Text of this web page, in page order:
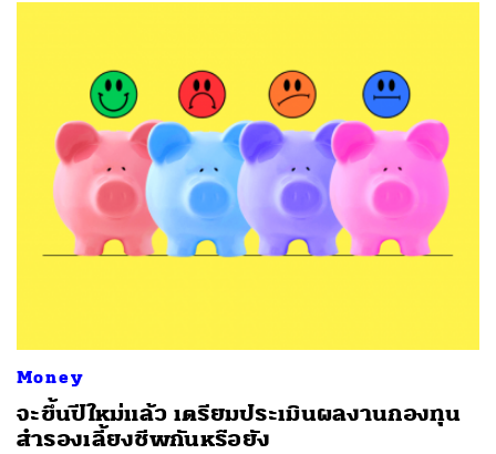
Money
จะขึ้นปีใหม่แล้ว เตรียมประเมินผลงานกองทุน
สำรองเลี้ยงชีพกันหรือยัง
SHARE TWEET LINE EMAIL